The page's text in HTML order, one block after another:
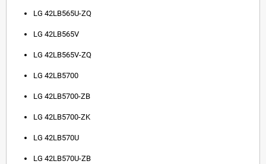
LG 42LB565U-ZQ
LG 42LB565V
LG 42LB565V-ZQ
LG 42LB5700
LG 42LB5700-ZB
LG 42LB5700-ZK
LG 42LB570U
LG 42LB570U-ZB